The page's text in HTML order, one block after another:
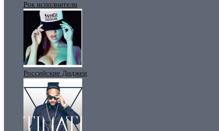
Рок исполнители
Российские Диджеи